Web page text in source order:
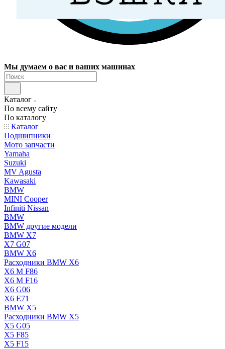
Мы думаем о вас и ваших машинах
Каталог
По всему сайту
По каталогу
Каталог
Подшипники
Мото запчасти
Yamaha
Suzuki
MV Agusta
Kawasaki
BMW
MINI Cooper
Infiniti Nissan
BMW
BMW другие модели
BMW X7
X7 G07
BMW X6
Расходники BMW X6
X6 M F86
X6 M F16
X6 G06
X6 E71
BMW X5
Расходники BMW X5
X5 G05
X5 F85
X5 F15